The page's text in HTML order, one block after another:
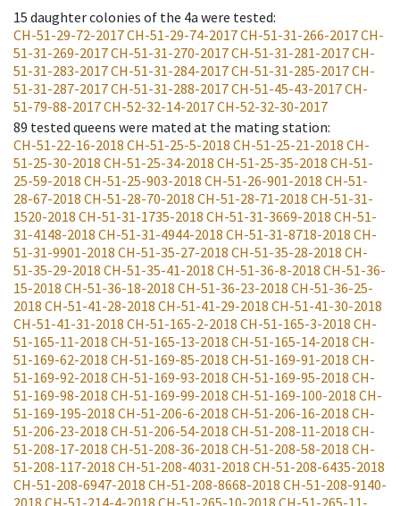
15 daughter colonies of the 4a were tested:
CH-51-29-72-2017CH-51-29-74-2017CH-51-31-266-2017CH-
51-31-269-2017CH-51-31-270-2017CH-51-31-281-2017CH-
51-31-283-2017CH-51-31-284-2017CH-51-31-285-2017CH-
51-31-287-2017CH-51-31-288-2017CH-51-45-43-2017CH-
51-79-88-2017CH-52-32-14-2017CH-52-32-30-2017
89 tested queens were mated at the mating station:
CH-51-22-16-2018 CH-51-25-5-2018 CH-51-25-21-2018 CH-
51-25-30-2018 CH-51-25-34-2018 CH-51-25-35-2018 CH-51-
25-59-2018 CH-51-25-903-2018 CH-51-26-901-2018 CH-51-
28-67-2018 CH-51-28-70-2018 CH-51-28-71-2018 CH-51-31-
1520-2018 CH-51-31-1735-2018 CH-51-31-3669-2018 CH-51-
31-4148-2018 CH-51-31-4944-2018 CH-51-31-8718-2018 CH-
51-31-9901-2018 CH-51-35-27-2018 CH-51-35-28-2018 CH-
51-35-29-2018 CH-51-35-41-2018 CH-51-36-8-2018 CH-51-36-
15-2018 CH-51-36-18-2018 CH-51-36-23-2018 CH-51-36-25-
2018 CH-51-41-28-2018 CH-51-41-29-2018 CH-51-41-30-2018
CH-51-41-31-2018 CH-51-165-2-2018 CH-51-165-3-2018 CH-
51-165-11-2018 CH-51-165-13-2018 CH-51-165-14-2018 CH-
51-169-62-2018 CH-51-169-85-2018 CH-51-169-91-2018 CH-
51-169-92-2018 CH-51-169-93-2018 CH-51-169-95-2018 CH-
51-169-98-2018 CH-51-169-99-2018 CH-51-169-100-2018 CH-
51-169-195-2018 CH-51-206-6-2018 CH-51-206-16-2018 CH-
51-206-23-2018 CH-51-206-54-2018 CH-51-208-11-2018 CH-
51-208-17-2018 CH-51-208-36-2018 CH-51-208-58-2018 CH-
51-208-117-2018 CH-51-208-4031-2018 CH-51-208-6435-2018
CH-51-208-6947-2018 CH-51-208-8668-2018 CH-51-208-9140-